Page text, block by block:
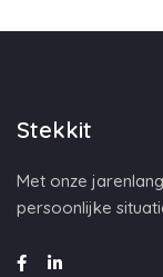
Stekkit
Met onze
persoonlijke